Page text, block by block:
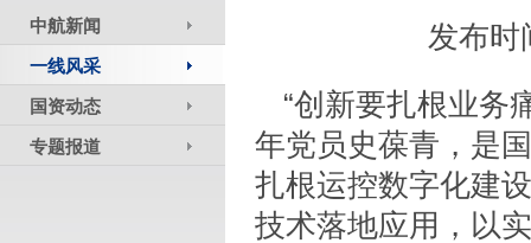
中航新闻
一线风采
国资动态
专题报道
发布时
“创新要扎根业务
年党员史葆青，是
扎根运控数字化建
技术落地应用，以